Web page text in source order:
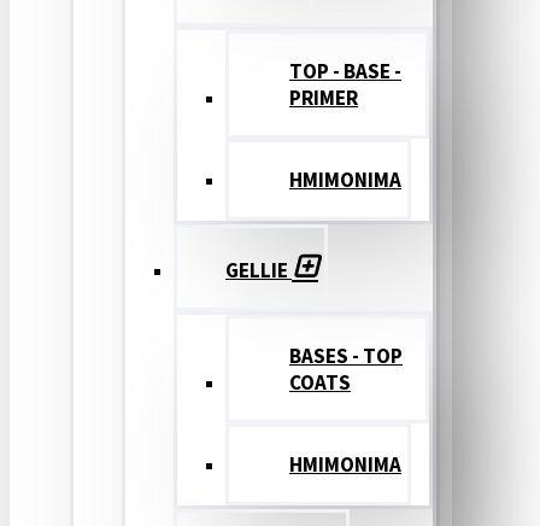
TOP - BASE -
PRIMER
ΗΜΙΜΟΝΙΜΑ
GELLIE
BASES - TOP
COATS
ΗΜΙΜΟΝΙΜΑ